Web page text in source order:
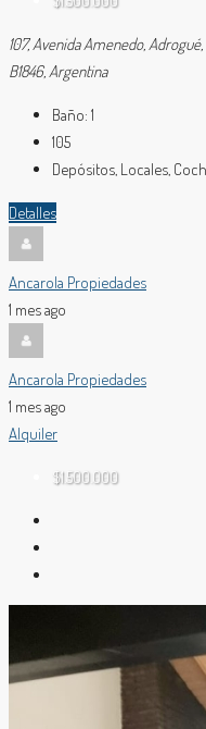
107, Avenida Amenedo,
B1846, Argentina
Baño: 1
105
Depósitos, Locales,
Detalles
Ancarola Propiedades
1 mes ago
Ancarola Propiedades
1 mes ago
Alquiler
$1.500.000